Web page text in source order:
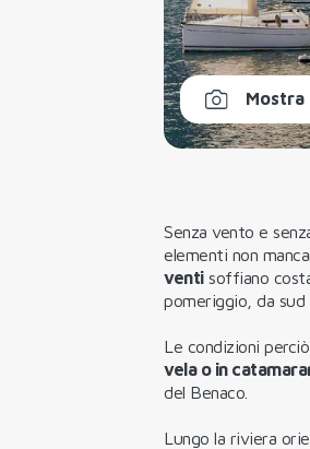
Senza vento e
elementi non
venti soffiano
pomeriggio, da sud
Le condizioni
vela o in
del Benaco.
Lungo la riviera